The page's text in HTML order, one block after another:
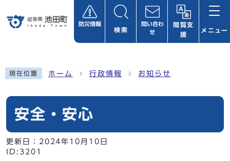
防災情報
検索
問い合わ
せ
閲覧支
援
メニュー
現在位置 ホーム 行政情報 お知らせ
安全・安心
更新日： 2024年10月10日
ID:3201